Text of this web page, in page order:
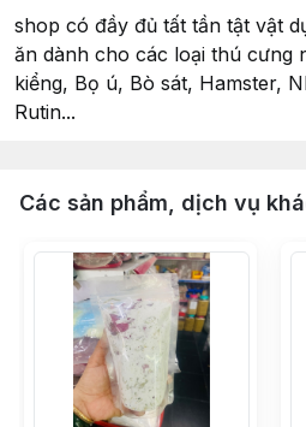
shop có đầy đủ tất tần tật vật
ăn dành cho các loại thú cưng
kiểng, Bọ ú, Bò sát, Hamster,
Rutin...
Các sản phẩm, dịch vụ